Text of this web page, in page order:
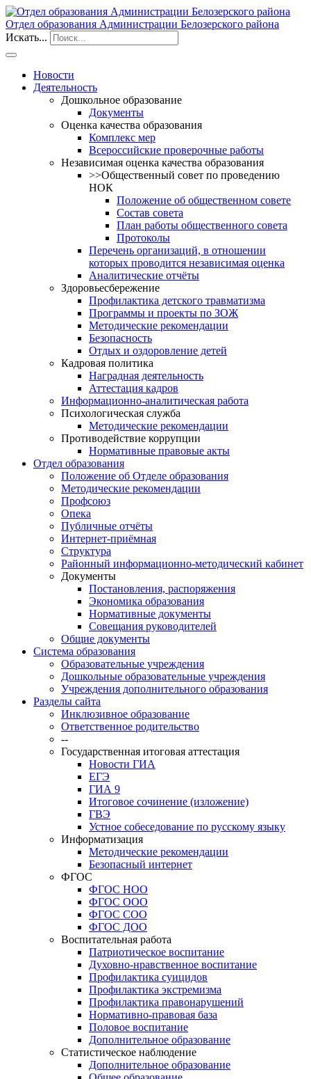
Отдел образования Администрации Белозерского района
Искать...
Новости
Деятельность
Дошкольное образование
Документы
Оценка качества образования
Комплекс мер
Всероссийские проверочные работы
Независимая оценка качества образования
>>Общественный совет по проведению
НОК
Положение об общественном совете
Состав совета
План работы общественного совета
Протоколы
Перечень организаций, в отношении
которых проводится независимая оценка
Аналитические отчёты
Здоровьесбережение
Профилактика детского травматизма
Программы и проекты по ЗОЖ
Методические рекомендации
Безопасность
Отдых и оздоровление детей
Кадровая политика
Наградная деятельность
Аттестация кадров
Информационно-аналитическая работа
Психологическая служба
Методические рекомендации
Противодействие коррупции
Нормативные правовые акты
Отдел образования
Положение об Отделе образования
Методические рекомендации
Профсоюз
Опека
Публичные отчёты
Интернет-приёмная
Структура
Районный информационно-методический кабинет
Документы
Постановления, распоряжения
Экономика образования
Нормативные документы
Совещания руководителей
Общие документы
Система образования
Образовательные учреждения
Дошкольные образовательные учреждения
Учреждения дополнительного образования
Разделы сайта
Инклюзивное образование
Ответственное родительство
--
Государственная итоговая аттестация
Новости ГИА
ЕГЭ
ГИА 9
Итоговое сочинение (изложение)
ГВЭ
Устное собеседование по русскому языку
Информатизация
Методические рекомендации
Безопасный интернет
ФГОС
ФГОС НОО
ФГОС ООО
ФГОС СОО
ФГОС ДОО
Воспитательная работа
Патриотическое воспитание
Духовно-нравственное воспитание
Профилактика суицидов
Профилактика экстремизма
Профилактика правонарушений
Нормативно-правовая база
Половое воспитание
Дополнительное образование
Статистическое наблюдение
Дополнительное образование